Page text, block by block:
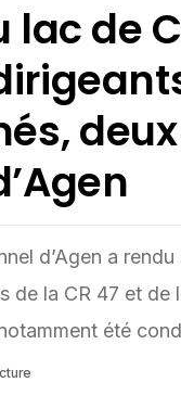
lac de
d’Agen a
de la CR 47 et
été